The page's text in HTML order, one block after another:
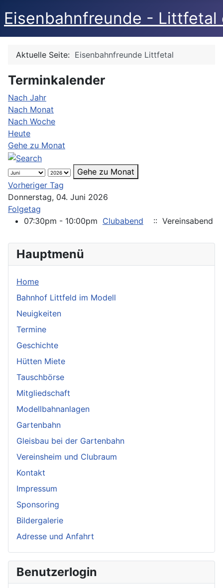
Eisenbahnfreunde - Littfetal
Aktuelle Seite: Eisenbahnfreunde Littfetal
Terminkalender
Nach Jahr
Nach Monat
Nach Woche
Heute
Gehe zu Monat
Gehe zu Monat
Vorheriger Tag
Donnerstag, 04. Juni 2026
Folgetag
07:30pm - 10:00pm Clubabend :: Vereinsabend
Hauptmenü
Home
Bahnhof Littfeld im Modell
Neuigkeiten
Termine
Geschichte
Hütten Miete
Tauschbörse
Mitgliedschaft
Modellbahnanlagen
Gartenbahn
Gleisbau bei der Gartenbahn
Vereinsheim und Clubraum
Kontakt
Impressum
Sponsoring
Bildergalerie
Adresse und Anfahrt
Benutzerlogin